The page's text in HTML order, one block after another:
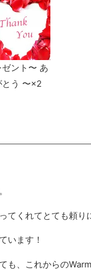
ゼント〜 あ
とう 〜×2
。
くれてとても頼り
います！
も、これからの